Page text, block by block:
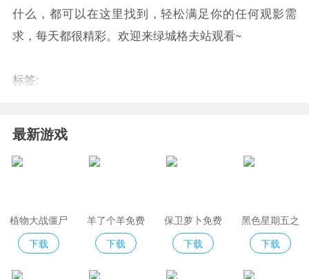
什么，都可以在这里找到，轻松满足你的任何观影需
求，每天都很精彩。欢迎来绿城格夫站观看~
标签:
最新游戏
植物大战僵尸
2免费版
下载
羊了个羊免费
下载
保卫萝卜免费
版
下载
黑色星期五之
夜indiecross
下载